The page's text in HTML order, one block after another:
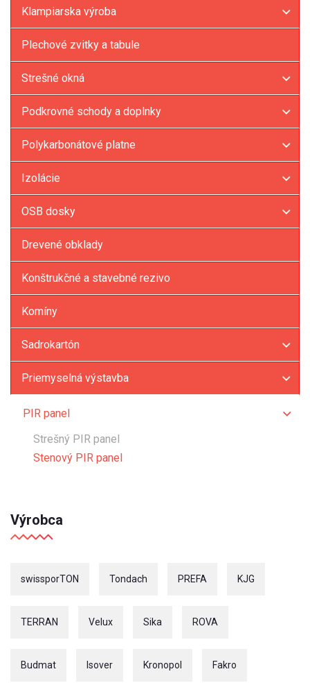
Klampiarska výroba
Plechové zvitky a tabule
Strešné okná
Podkrovné schody a doplnky
Polykarbonátové platne
Izolácie
OSB dosky
Drevené obklady
Konštrukčné a stavebné rezivo
Komíny
Sadrokartón
Priemyselná výstavba
PIR panel
Strešný PIR panel
Stenový PIR panel
Výrobca
swissporTON Tondach PREFA KJG
TERRAN Velux Sika ROVA
Budmat Isover Kronopol Fakro